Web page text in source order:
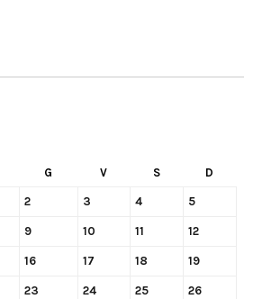
G V S D
2 3 4 5
9 10 11 12
16 17 18 19
23 24 25 26